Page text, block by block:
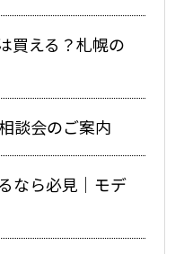
買える？札幌の
談会のご案内
なら必見｜モデ